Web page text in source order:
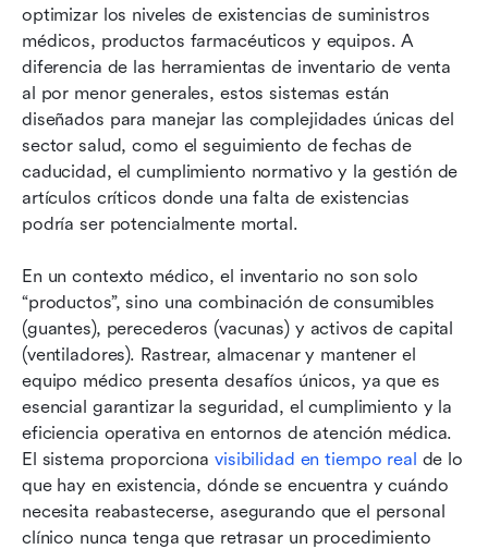
optimizar los niveles de existencias de suministros
médicos, productos farmacéuticos y equipos. A
diferencia de las herramientas de inventario de venta
al por menor generales, estos sistemas están
diseñados para manejar las complejidades únicas del
sector salud, como el seguimiento de fechas de
caducidad, el cumplimiento normativo y la gestión de
artículos críticos donde una falta de existencias
podría ser potencialmente mortal.
En un contexto médico, el inventario no son solo
“productos”, sino una combinación de consumibles
(guantes), perecederos (vacunas) y activos de capital
(ventiladores). Rastrear, almacenar y mantener el
equipo médico presenta desafíos únicos, ya que es
esencial garantizar la seguridad, el cumplimiento y la
eficiencia operativa en entornos de atención médica.
El sistema proporciona visibilidad en tiempo real de lo
que hay en existencia, dónde se encuentra y cuándo
necesita reabastecerse, asegurando que el personal
clínico nunca tenga que retrasar un procedimiento